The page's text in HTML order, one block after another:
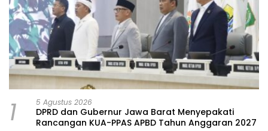
1 5 Agustus 2026
DPRD dan Gubernur Jawa Barat Menyepakati
Rancangan KUA-PPAS APBD Tahun Anggaran 2027